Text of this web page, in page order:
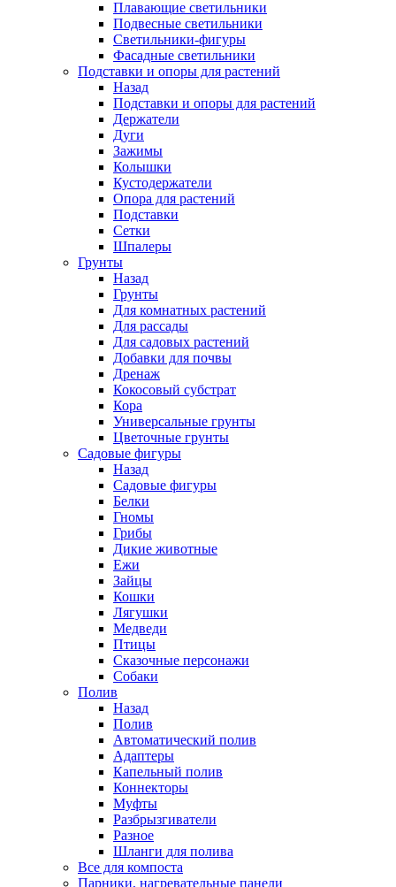
Плавающие светильники
Подвесные светильники
Светильники-фигуры
Фасадные светильники
Подставки и опоры для растений
Назад
Подставки и опоры для растений
Держатели
Дуги
Зажимы
Колышки
Кустодержатели
Опора для растений
Подставки
Сетки
Шпалеры
Грунты
Назад
Грунты
Для комнатных растений
Для рассады
Для садовых растений
Добавки для почвы
Дренаж
Кокосовый субстрат
Кора
Универсальные грунты
Цветочные грунты
Садовые фигуры
Назад
Садовые фигуры
Белки
Гномы
Грибы
Дикие животные
Ежи
Зайцы
Кошки
Лягушки
Медведи
Птицы
Сказочные персонажи
Собаки
Полив
Назад
Полив
Автоматический полив
Адаптеры
Капельный полив
Коннекторы
Муфты
Разбрызгиватели
Разное
Шланги для полива
Все для компоста
Парники, нагревательные панели